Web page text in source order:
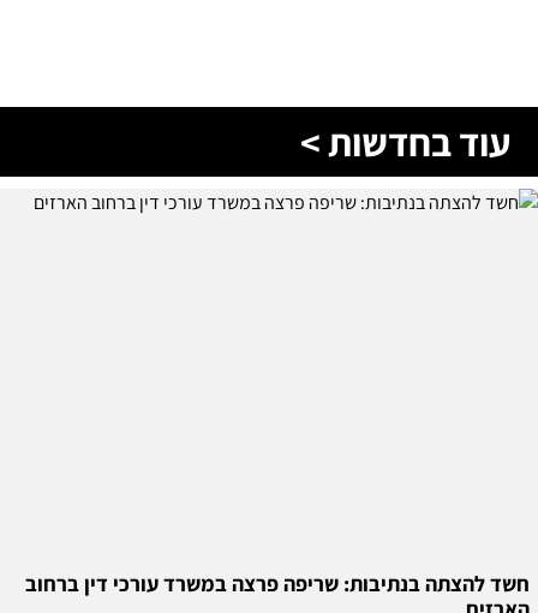
עוד בחדשות >
חשד להצתה בנתיבות: שריפה פרצה במשרד עורכי דין ברחוב